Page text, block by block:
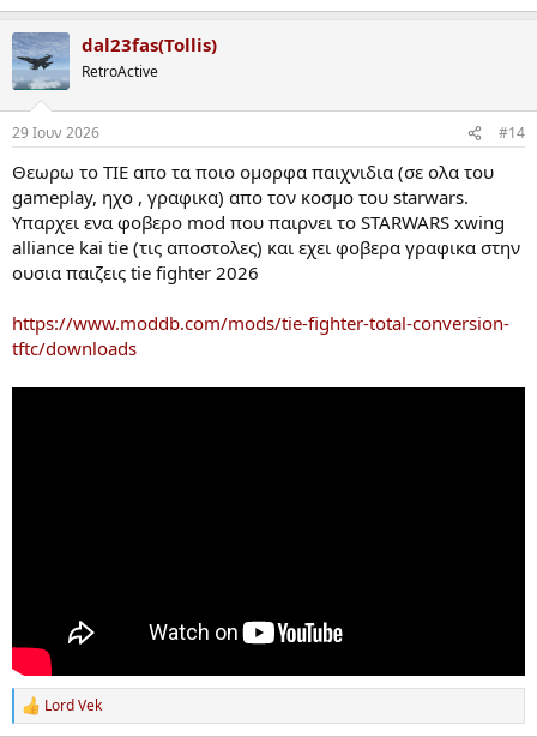
e
c
t
i
s
dal23fas(Tollis)
RetroActive
29 Ιουν 2026 #14
Θεωρω το TIE απο τα ποιο ομορφα παιχνιδια (σε ολα του
gameplay, ηχο , γραφικα) απο τον κοσμο του starwars.
Υπαρχει ενα φοβερο mod που παιρνει το STARWARS xwing
alliance kai tie (τις αποστολες) και εχει φοβερα γραφικα στην
ουσια παιζεις tie fighter 2026
https://www.moddb.com/mods/tie-fighter-total-conversion-
tftc/downloads
R
e
Lord Vek